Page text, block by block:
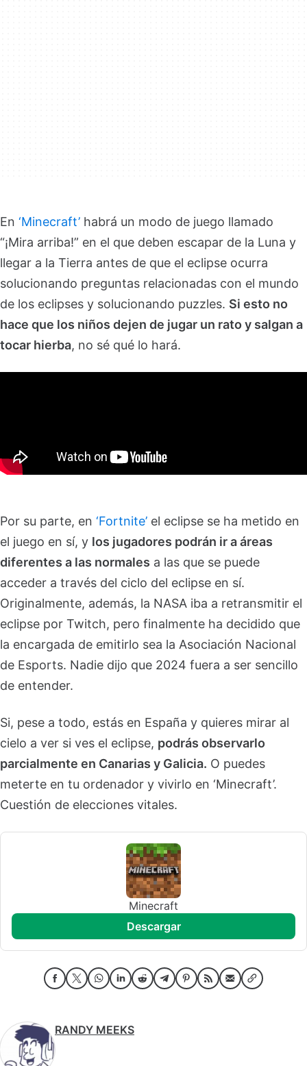
En ‘Minecraft’ habrá un modo de juego llamado
“¡Mira arriba!” en el que deben escapar de la Luna y
llegar a la Tierra antes de que el eclipse ocurra
solucionando preguntas relacionadas con el mundo
de los eclipses y solucionando puzzles. Si esto no
hace que los niños dejen de jugar un rato y salgan a
tocar hierba, no sé qué lo hará.
Por su parte, en ‘Fortnite’ el eclipse se ha metido en
el juego en sí, y los jugadores podrán ir a áreas
diferentes a las normales a las que se puede
acceder a través del ciclo del eclipse en sí.
Originalmente, además, la NASA iba a retransmitir el
eclipse por Twitch, pero finalmente ha decidido que
la encargada de emitirlo sea la Asociación Nacional
de Esports. Nadie dijo que 2024 fuera a ser sencillo
de entender.
Si, pese a todo, estás en España y quieres mirar al
cielo a ver si ves el eclipse, podrás observarlo
parcialmente en Canarias y Galicia. O puedes
meterte en tu ordenador y vivirlo en ‘Minecraft’.
Cuestión de elecciones vitales.
Minecraft
descargar
RANDY MEEKS